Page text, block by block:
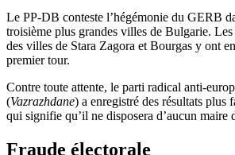
Le PP-DB conteste l’hégémonie du GERB
troisième plus grandes villes de Bulgarie.
des villes de Stara Zagora et Bourgas y ont
premier tour.
Contre toute attente, le parti radical anti-
(Vazrazhdane) a enregistré des résultats plus
qui signifie qu’il ne disposera d’aucun maire
Fraude électorale